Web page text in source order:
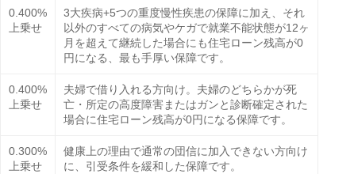
0.400%
上乗せ
3大疾病+5つの重度慢性疾患の保障に加え、それ
以外のすべての病気やケガで就業不能状態が12ヶ
月を超えて継続した場合にも住宅ローン残高が0
円になる、最も手厚い保障です。
0.400%
上乗せ
夫婦で借り入れる方向け。夫婦のどちらかが死
亡・所定の高度障害またはガンと診断確定された
場合に住宅ローン残高が0円になる保障です。
0.300%
上乗せ
健康上の理由で通常の団信に加入できない方向け
に、引受条件を緩和した保障です。